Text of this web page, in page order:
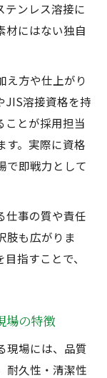
るのか
一覧を比較
溶接の関係
のコツ
格の幅広さ
格の特徴
の可能性
果を実感し
のキャリア
テンレス溶接に
材にはない独自
え方や仕上がり
JIS溶接資格を持
ことが採用担当
す。実際に資格
で即戦力として
仕事の質や責任
肢も広がりま
指すことで、
場の特徴
現場には、品質
耐久性・清潔性